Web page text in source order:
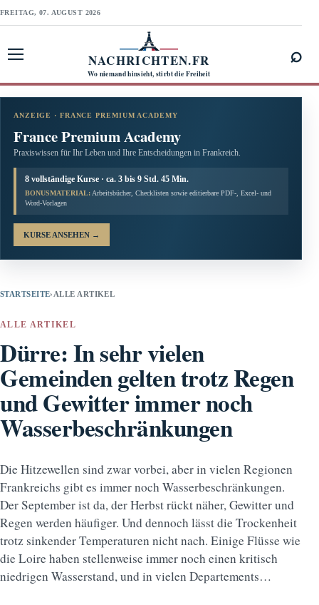
FREITAG, 07. AUGUST 2026
NACHRICHTEN.FR
Wo niemand hinsieht, stirbt die Freiheit
⌕
ANZEIGE · FRANCE PREMIUM ACADEMY
France Premium Academy
Praxiswissen für Ihr Leben und Ihre Entscheidungen in Frankreich.
8 vollständige Kurse · ca. 3 bis 9 Std. 45 Min.
BONUSMATERIAL: Arbeitsbücher, Checklisten sowie editierbare PDF-, Excel- und
Word-Vorlagen
KURSE ANSEHEN →
STARTSEITE› ALLE ARTIKEL
ALLE ARTIKEL
Dürre: In sehr vielen
Gemeinden gelten trotz Regen
und Gewitter immer noch
Wasserbeschränkungen
Die Hitzewellen sind zwar vorbei, aber in vielen Regionen
Frankreichs gibt es immer noch Wasserbeschränkungen.
Der September ist da, der Herbst rückt näher, Gewitter und
Regen werden häufiger. Und dennoch lässt die Trockenheit
trotz sinkender Temperaturen nicht nach. Einige Flüsse wie
die Loire haben stellenweise immer noch einen kritisch
niedrigen Wasserstand, und in vielen Departements…